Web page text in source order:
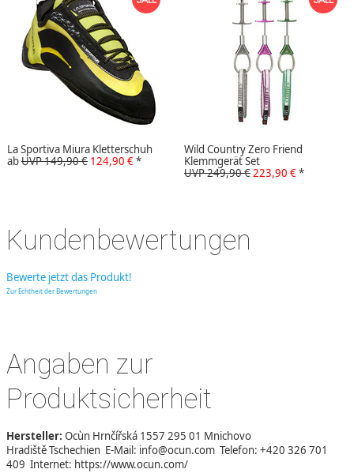
La Sportiva Miura Kletterschuh
abUVP 149,90 € 124,90 €*
Wild Country Zero Friend
Klemmgerät Set
UVP 249,90 €223,90 €*
Kundenbewertungen
Bewerte jetzt das Produkt!
Zur Echtheit der Bewertungen
Angaben zur
Produktsicherheit
Hersteller: Ocùn Hrnčířská 1557 295 01 Mnichovo
Hradiště Tschechien E-Mail: info@ocun.com Telefon: +420 326 701
409 Internet: https://www.ocun.com/